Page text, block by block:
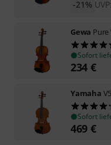
UVP:
-21%
Gewa Pure
Sofort
234 €
Yamaha
Sofort
469 €